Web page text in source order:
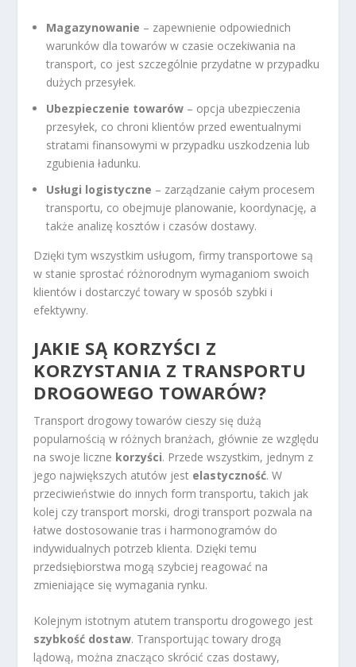
Magazynowanie – zapewnienie odpowiednich
warunków dla towarów w czasie oczekiwania na
transport, co jest szczególnie przydatne w przypadku
dużych przesyłek.
Ubezpieczenie towarów – opcja ubezpieczenia
przesyłek, co chroni klientów przed ewentualnymi
stratami finansowymi w przypadku uszkodzenia lub
zgubienia ładunku.
Usługi logistyczne – zarządzanie całym procesem
transportu, co obejmuje planowanie, koordynację, a
także analizę kosztów i czasów dostawy.
Dzięki tym wszystkim usługom, firmy transportowe są
w stanie sprostać różnorodnym wymaganiom swoich
klientów i dostarczyć towary w sposób szybki i
efektywny.
JAKIE SĄ KORZYŚCI Z
KORZYSTANIA Z TRANSPORTU
DROGOWEGO TOWARÓW?
Transport drogowy towarów cieszy się dużą
popularnością w różnych branżach, głównie ze względu
na swoje liczne korzyści. Przede wszystkim, jednym z
jego największych atutów jest elastyczność. W
przeciwieństwie do innych form transportu, takich jak
kolej czy transport morski, drogi transport pozwala na
łatwe dostosowanie tras i harmonogramów do
indywidualnych potrzeb klienta. Dzięki temu
przedsiębiorstwa mogą szybciej reagować na
zmieniające się wymagania rynku.
Kolejnym istotnym atutem transportu drogowego jest
szybkość dostaw. Transportując towary drogą
lądową, można znacząco skrócić czas dostawy,